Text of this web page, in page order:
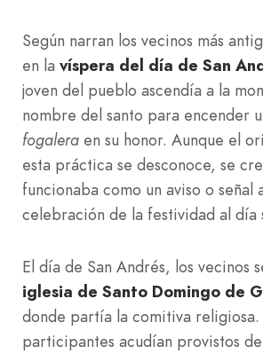
Según narran los vecinos más
en la víspera del día de San
joven del pueblo ascendía a la
nombre del santo para encender
fogalera en su honor. Aunque el
esta práctica se desconoce, se
funcionaba como un aviso o señal
celebración de la festividad al día
El día de San Andrés, los vecinos
iglesia de Santo Domingo de
donde partía la comitiva religiosa.
participantes acudían provistos